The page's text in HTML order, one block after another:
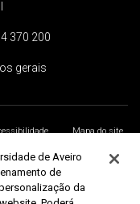
370 200
gerais
Mapa do site
de Aveiro
de
da